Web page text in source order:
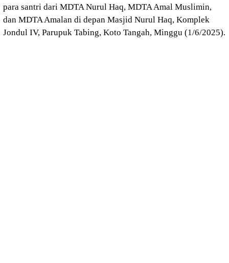
para santri dari MDTA Nurul Haq, MDTA Amal Muslimin,
dan MDTA Amalan di depan Masjid Nurul Haq, Komplek
Jondul IV, Parupuk Tabing, Koto Tangah, Minggu (1/6/2025).